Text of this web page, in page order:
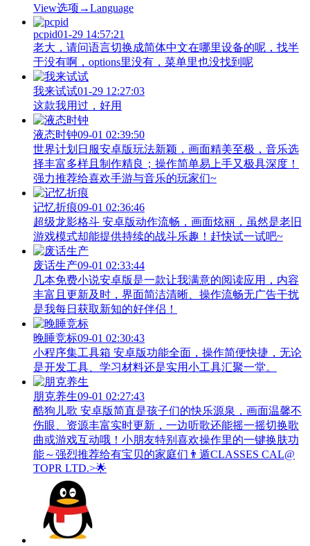
View‌选项→Language
pcpid01-29 14:57:21
老大，请问语言切换成简体中文在哪里设备的呢，找半
于没有啊，options里没有，菜单里也没找到呢
我来试试01-29 12:27:03
这款我用过，好用
液态时钟09-01 02:39:50
世界计划日服安卓版玩法新颖，画面精美至极，音乐选
择丰富多样且制作精良；操作简单易上手又极具深度！
强力推荐给喜欢手游与音乐的玩家们~
记忆折痕09-01 02:36:46
超级龙影格斗 安卓版动作流畅，画面炫丽，虽然是老旧
游戏模式却能提供持续的战斗乐趣！赶快试一试吧~
废话生产09-01 02:33:44
几本免费小说安卓版是一款让我满意的阅读应用，内容
丰富且更新及时，界面简洁清晰、操作流畅无广告干扰
是我每日获取新知的好伴侣！
晚睡竞标09-01 02:30:43
小程序集工具箱 安卓版功能全面，操作简便快捷，无论
是开发工具、学习材料还是实用小工具汇聚一堂。
朋克养生09-01 02:27:43
酷狗儿歌 安卓版简直是孩子们的快乐源泉，画面温馨不
伤眼、资源丰富实时更新，一边听歌还能摇一摇切换歌
曲或游戏互动哦！小朋友特别喜欢操作里的一键换肤功
能～强烈推荐给有宝贝的家庭们👨‍遁️CLASSES CAL@
TOPR LTD.>🌟